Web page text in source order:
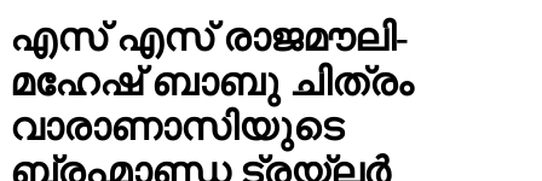
എസ് എസ് രാജമൗലി-
മഹേഷ് ബാബു ചിത്രം
വാരാണാസിയുടെ
ബ്രഹ്മാണ്ഡ ട്രയ്ലർ